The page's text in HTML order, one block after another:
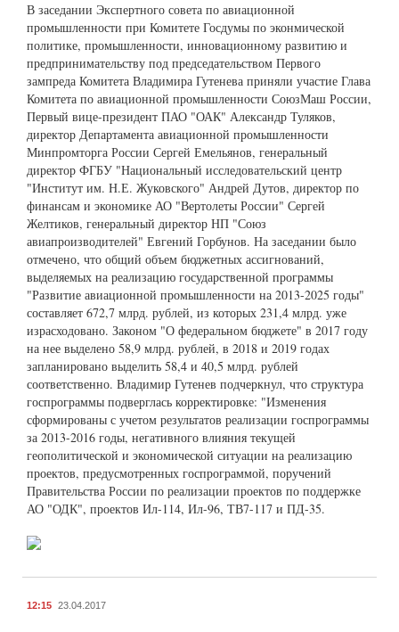
В заседании Экспертного совета по авиационной
промышленности при Комитете Госдумы по эконмической
политике, промышленности, инновационному развитию и
предпринимательству под председательством Первого
зампреда Комитета Владимира Гутенева приняли участие Глава
Комитета по авиационной промышленности СоюзМаш России,
Первый вице-президент ПАО "ОАК" Александр Туляков,
директор Департамента авиационной промышленности
Минпромторга России Сергей Емельянов, генеральный
директор ФГБУ "Национальный исследовательский центр
"Институт им. Н.Е. Жуковского" Андрей Дутов, директор по
финансам и экономике АО "Вертолеты России" Сергей
Желтиков, генеральный директор НП "Союз
авиапроизводителей" Евгений Горбунов. На заседании было
отмечено, что общий объем бюджетных ассигнований,
выделяемых на реализацию государственной программы
"Развитие авиационной промышленности на 2013-2025 годы"
составляет 672,7 млрд. рублей, из которых 231,4 млрд. уже
израсходовано. Законом "О федеральном бюджете" в 2017 году
на нее выделено 58,9 млрд. рублей, в 2018 и 2019 годах
запланировано выделить 58,4 и 40,5 млрд. рублей
соответственно. Владимир Гутенев подчеркнул, что структура
госпрограммы подверглась корректировке: "Изменения
сформированы с учетом результатов реализации госпрограммы
за 2013-2016 годы, негативного влияния текущей
геополитической и экономической ситуации на реализацию
проектов, предусмотренных госпрограммой, поручений
Правительства России по реализации проектов по поддержке
АО "ОДК", проектов Ил-114, Ил-96, ТВ7-117 и ПД-35.
12:15 23.04.2017